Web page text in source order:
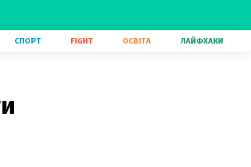
СПОРТ FIGHT ОСВІТА ЛАЙФХАКИ